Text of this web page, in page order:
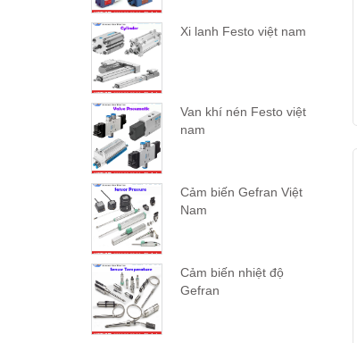
Xi lanh Festo việt nam
Van khí nén Festo việt
nam
Cảm biến Gefran Việt
Nam
Cảm biến nhiệt độ
Gefran